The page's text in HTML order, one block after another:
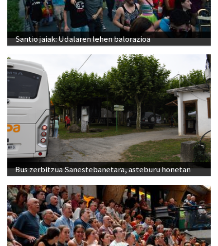
Santio jaiak: Udalaren lehen balorazioa
Bus zerbitzua Sanestebanetara, asteburu honetan